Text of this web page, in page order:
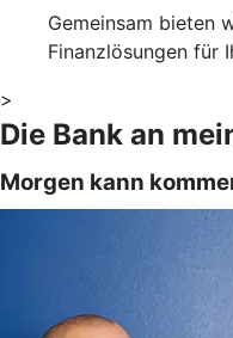
Gemeinsam bieten
Finanzlösungen für
>
Die Bank an
Morgen kann